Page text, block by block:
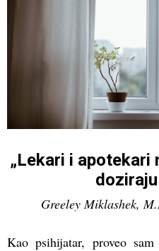
„Lekari i apotekari
Greeley Miklashek,
Kao psihijatar, proveo